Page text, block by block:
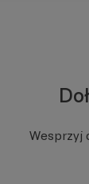
fot.
Wesprzyj